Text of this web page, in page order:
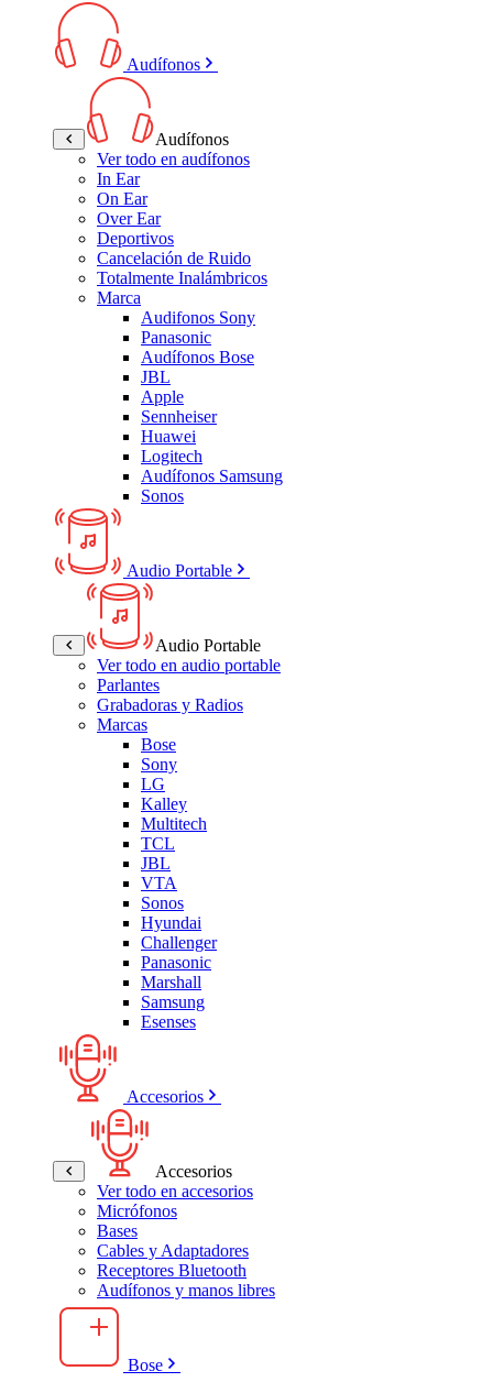
Audífonos
Audífonos
Ver todo en audífonos
In Ear
On Ear
Over Ear
Deportivos
Cancelación de Ruido
Totalmente Inalámbricos
Marca
Audifonos Sony
Panasonic
Audífonos Bose
JBL
Apple
Sennheiser
Huawei
Logitech
Audífonos Samsung
Sonos
Audio Portable
Audio Portable
Ver todo en audio portable
Parlantes
Grabadoras y Radios
Marcas
Bose
Sony
LG
Kalley
Multitech
TCL
JBL
VTA
Sonos
Hyundai
Challenger
Panasonic
Marshall
Samsung
Esenses
Accesorios
Accesorios
Ver todo en accesorios
Micrófonos
Bases
Cables y Adaptadores
Receptores Bluetooth
Audífonos y manos libres
Bose